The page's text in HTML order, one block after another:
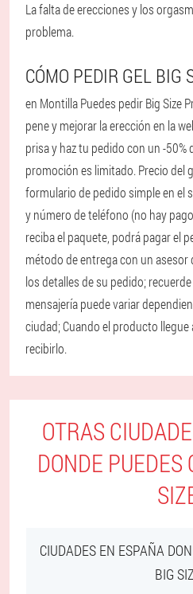
La falta de erecciones y los
problema.
CÓMO PEDIR GEL BIG
en Montilla Puedes pedir Big Size
pene y mejorar la erección en la
prisa y haz tu pedido con un -50%
promoción es limitado. Precio del
formulario de pedido simple en el
y número de teléfono (no hay
reciba el paquete, podrá pagar el
método de entrega con un asesor
los detalles de su pedido;
mensajería puede variar
ciudad; Cuando el producto
recibirlo.
OTRAS
DONDE PUEDES
CIUDADES EN ESPAÑA
BIG